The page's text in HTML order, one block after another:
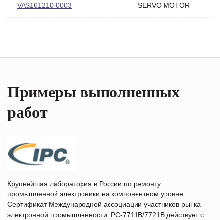
VAS161210-0003 SERVO MOTOR
Примеры выполненных
работ
Крупнейшая лаборатория в России по ремонту
промышленной электроники на компонентном уровне.
Сертификат Международной ассоциации участников рынка
электронной промышленности IPC-7711B/7721B действует с